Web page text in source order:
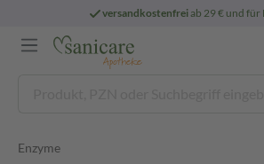
versandkostenfreiab 29 € und für
Enzyme